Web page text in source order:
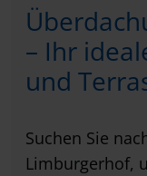
– Ihr
und
Suchen Sie
Limburgerhof,